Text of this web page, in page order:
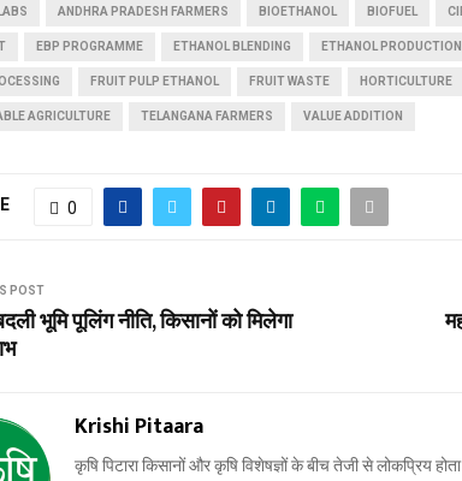
ANDHRA PRADESH FARMERS BIOETHANOL BIOFUEL
EBP PROGRAMME ETHANOL BLENDING ETHANOL PRODUCTION
FRUIT PULP ETHANOL FRUIT WASTE HORTICULTURE
AGRICULTURE TELANGANA FARMERS VALUE ADDITION
0
POST
भूमि पूलिंग नीति, किसानों को मिलेगा
Krishi Pitaara
कृषि पिटारा किसानों और कृषि विशेषज्ञों के बीच तेजी से लोकप्रिय